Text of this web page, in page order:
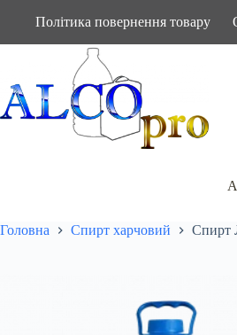
Політика повернення товару
Головна Спирт харчовий Спирт